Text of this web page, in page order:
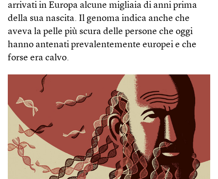
arrivati in Europa alcune migliaia di anni prima
della sua nascita. Il genoma indica anche che
aveva la pelle più scura delle persone che oggi
hanno antenati prevalentemente europei e che
forse era calvo.